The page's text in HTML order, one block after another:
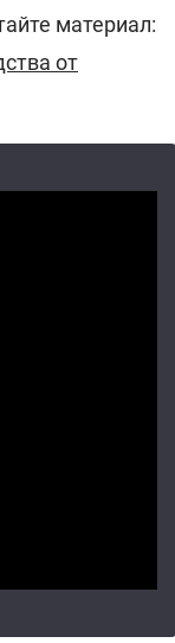
материал:
от